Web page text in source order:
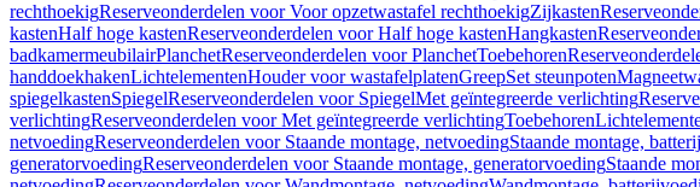
rechthoekigReserveonderdelen voor Voor opzetwastafel rechthoekigZijkasten
kastenHalf hoge kastenReserveonderdelen voor Half hoge kastenHangkasten
badkamermeubilairPlanchetReserveonderdelen voor PlanchetToebehoren
handdoekhakenLichtelementenHouder voor wastafelplatenGreepSet steunpoten
spiegelkastenSpiegelReserveonderdelen voor SpiegelMet geïntegreerde verlichting
verlichtingReserveonderdelen voor Met geïntegreerde verlichtingToebehoren
netvoedingReserveonderdelen voor Staande montage, netvoedingStaande montage,
generatorvoedingReserveonderdelen voor Staande montage, generatorvoedingStaande